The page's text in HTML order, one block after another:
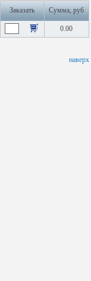
Заказать Сумма, руб
0.00
наверх